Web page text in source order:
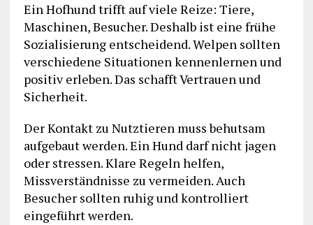
Ein Hofhund trifft auf viele Reize: Tiere,
Maschinen, Besucher. Deshalb ist eine frühe
Sozialisierung entscheidend. Welpen sollten
verschiedene Situationen kennenlernen und
positiv erleben. Das schafft Vertrauen und
Sicherheit.
Der Kontakt zu Nutztieren muss behutsam
aufgebaut werden. Ein Hund darf nicht jagen
oder stressen. Klare Regeln helfen,
Missverständnisse zu vermeiden. Auch
Besucher sollten ruhig und kontrolliert
eingeführt werden.